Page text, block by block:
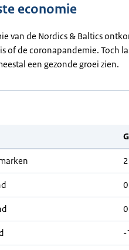
economie
van de Nordics & Baltics
of de coronapandemie. Toch
een gezonde groei zien.
-